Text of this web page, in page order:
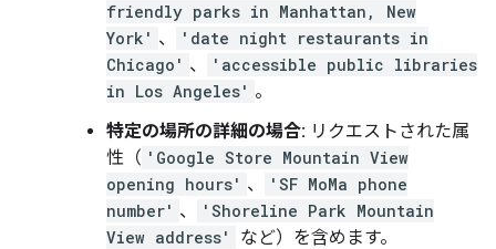
friendly parks in Manhattan, New
York' 、
'date night restaurants in
Chicago' 、
'accessible public libraries
in Los Angeles' 。
特定の場所の詳細の場合: リクエストされた属
性（ 'Google Store Mountain View
opening hours' 、
'SF MoMa phone
number' 、
'Shoreline Park Mountain
View address'
など）を含めます。